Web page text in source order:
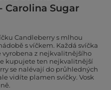
Carolina Sugar
Candleberry s mlhou
s víčkem. Každá svíčka
vyrobena z nejkvalitnějšího
kupujete ten nejkvalitnější
se nalévají do průhledných
vidíte plamen svíčky. Vosk